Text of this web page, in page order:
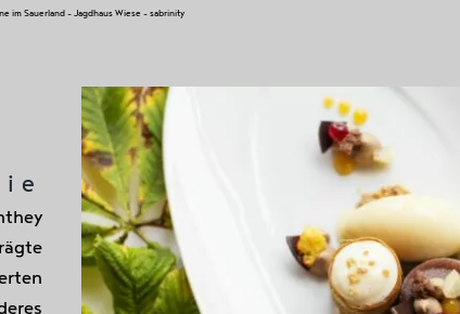
im Sauerland – Jagdhaus Wiese – sabrinity